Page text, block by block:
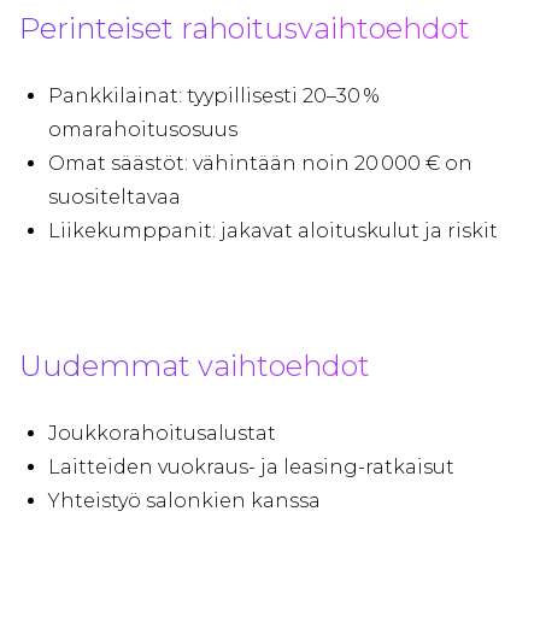
Perinteiset rahoitusvaihtoehdot
Pankkilainat: tyypillisesti 20–30 %
omarahoitusosuus
Omat säästöt: vähintään noin 20 000 € on
suositeltavaa
Liikekumppanit: jakavat aloituskulut ja riskit
Uudemmat vaihtoehdot
Joukkorahoitusalustat
Laitteiden vuokraus- ja leasing-ratkaisut
Yhteistyö salonkien kanssa